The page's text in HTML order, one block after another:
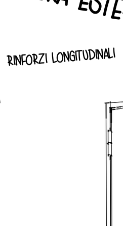
rinforzi longitudinali